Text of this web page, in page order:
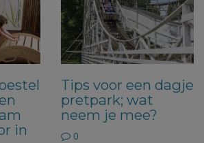
in
Tips voor een dagje
pretpark; wat
neem je mee?
0